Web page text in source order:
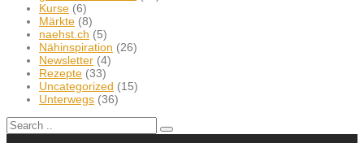
Kurse (6)
Märkte (8)
naehst.ch (5)
Nähinspiration (26)
Newsletter (4)
Rezepte (33)
Uncategorized (15)
Unterwegs (36)